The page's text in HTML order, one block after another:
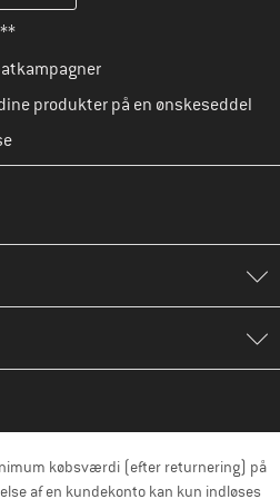
produkter på en ønskeseddel
købsværdi (efter returnering) på
af en kundekonto kan kun indløses